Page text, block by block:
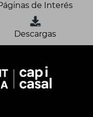
de Interés
Descargas